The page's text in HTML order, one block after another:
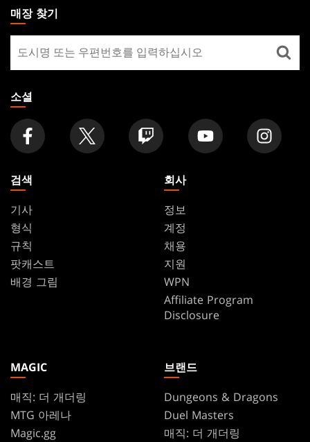
THE
GATHERING
FOOTER
매장 찾기
장
찾
기
소셜
검색
기사
형식
규칙
팟캐스트
배경 그림
회사
정보
계정
채용
지원
WPN
Affiliate Program
Disclosure
MAGIC
매직: 더 개더링
MTG 아레나
Magic.gg
브랜드
Dungeons & Dragons
Duel Masters
매직: 더 개더링